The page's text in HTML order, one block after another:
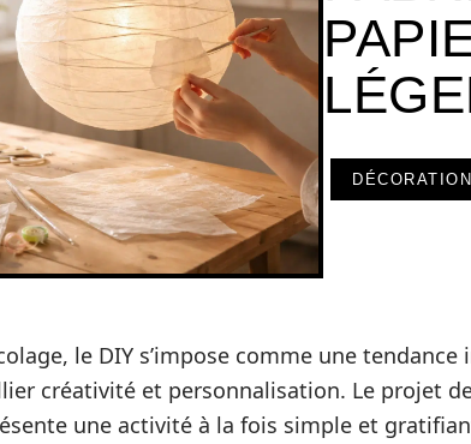
le DIY s’impose comme une
créativité et personnalisation. Le projet
une activité à la fois simple et